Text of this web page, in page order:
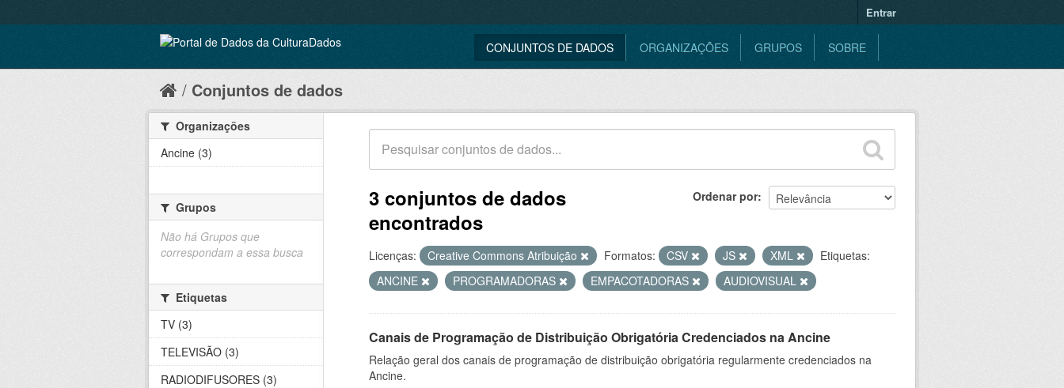
Entrar
CONJUNTOS DE DADOS ORGANIZAÇÕES GRUPOS SOBRE
Conjuntos de dados
Ordenar por
3 conjuntos de dados
encontrados
Licenças: Creative Commons Atribuição Formatos: CSV JS XML
Etiquetas:
ANCINE
PROGRAMADORAS EMPACOTADORAS AUDIOVISUAL
Canais de Programação de Distribuição Obrigatória Credenciados na Ancine
Relação geral dos canais de programação de distribuição obrigatória regularmente credenciados na
Ancine.
Organizações
Ancine (3)
Grupos
Não há Grupos que
correspondam a essa busca
Etiquetas
TV (3)
TELEVISÃO (3)
RADIODIFUSORES (3)